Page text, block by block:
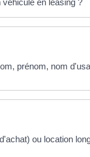
en leasing ?
prénom, nom
ou location